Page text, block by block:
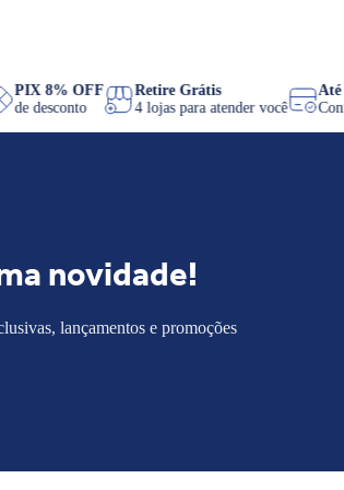
PIX 8% OFF
de desconto
Retire Grátis
4 lojas para atender você
novidade!
lançamentos e promoções